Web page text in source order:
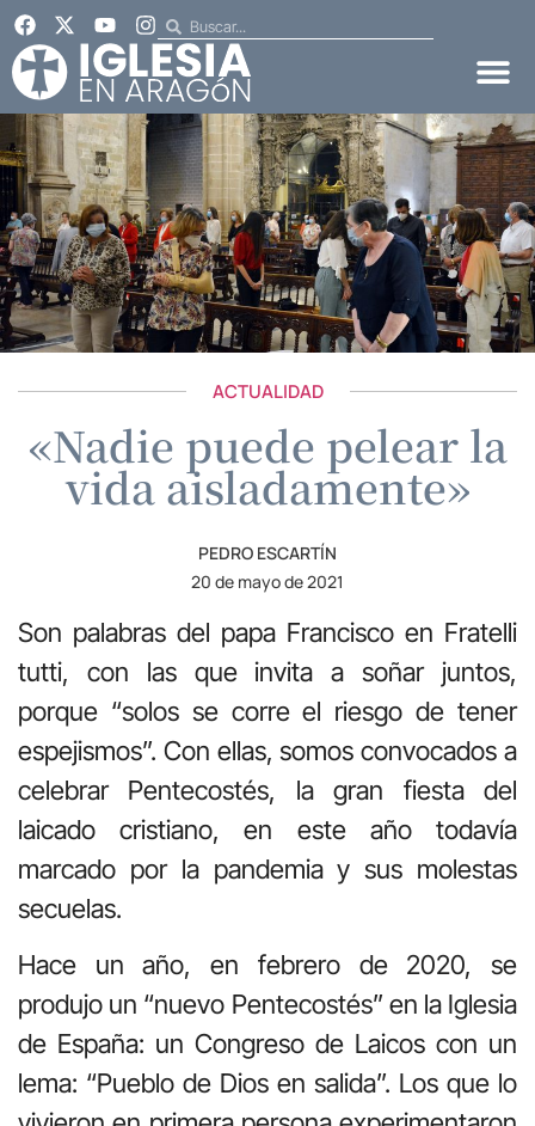
ACTUALIDAD
«Nadie puede pelear la
vida aisladamente»
PEDRO ESCARTÍN
20 de mayo de 2021
Son palabras del papa Francisco en Fratelli
tutti, con las que invita a soñar juntos,
porque “solos se corre el riesgo de tener
espejismos”. Con ellas, somos convocados a
celebrar Pentecostés, la gran fiesta del
laicado cristiano, en este año todavía
marcado por la pandemia y sus molestas
secuelas.
Hace un año, en febrero de 2020, se
produjo un “nuevo Pentecostés” en la Iglesia
de España: un Congreso de Laicos con un
lema: “Pueblo de Dios en salida”. Los que lo